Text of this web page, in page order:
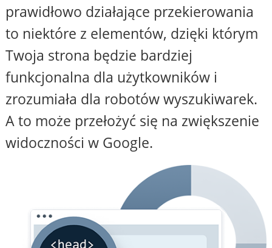
prawidłowo działające przekierowania
to niektóre z elementów, dzięki którym
Twoja strona będzie bardziej
funkcjonalna dla użytkowników i
zrozumiała dla robotów wyszukiwarek.
A to może przełożyć się na zwiększenie
widoczności w Google.